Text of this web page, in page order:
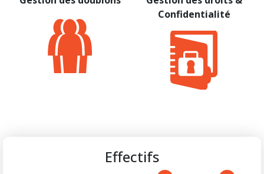
Confidentialité
Effectifs